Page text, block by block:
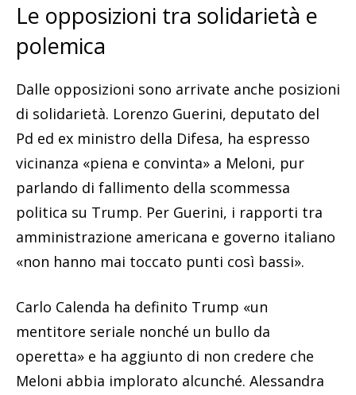
Le opposizioni tra solidarietà e
polemica
Dalle opposizioni sono arrivate anche posizioni
di solidarietà. Lorenzo Guerini, deputato del
Pd ed ex ministro della Difesa, ha espresso
vicinanza «piena e convinta» a Meloni, pur
parlando di fallimento della scommessa
politica su Trump. Per Guerini, i rapporti tra
amministrazione americana e governo italiano
«non hanno mai toccato punti così bassi».
Carlo Calenda ha definito Trump «un
mentitore seriale nonché un bullo da
operetta» e ha aggiunto di non credere che
Meloni abbia implorato alcunché. Alessandra